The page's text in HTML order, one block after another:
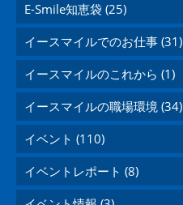
E-Smile知恵袋 (25)
イースマイルでのお仕事 (31)
イースマイルのこれから (1)
イースマイルの職場環境 (34)
イベント (110)
イベントレポート (8)